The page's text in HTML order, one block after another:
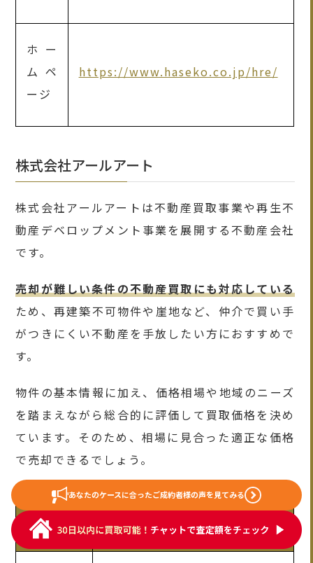
ホー
ムペ
ージ
https://www.haseko.co.jp/hre/
株式会社アールアート
株式会社アールアートは不動産買取事業や再生不
動産デベロップメント事業を展開する不動産会社
です。
売却が難しい条件の不動産買取にも対応している
ため、再建築不可物件や崖地など、仲介で買い手
がつきにくい不動産を手放したい方におすすめで
す。
物件の基本情報に加え、価格相場や地域のニーズ
を踏まえながら総合的に評価して買取価格を決め
ています。そのため、相場に見合った適正な価格
で売却できるでしょう。
項目
あなたのケースに合ったご成約者様の声を見てみる